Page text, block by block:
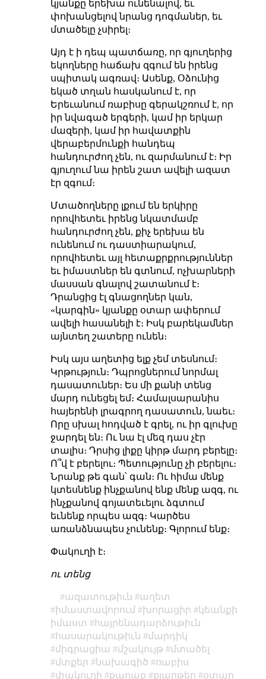
կյանքը երեխա ունենալով, եւ
փոխանցելով նրանց դոգմաներ, եւ
մտածելը չսիրել։
Այդ է ի դեպ պատճառը, որ գյուղերից
եկողները հաճախ զգում են իրենց
սպիտակ ագռավ։ Ասենք, Օձունից
եկած տղան հասկանում է, որ
Երեւանում ռաբիսը գերակշռում է, որ
իր նվագած երգերի, կամ իր երկար
մազերի, կամ իր հավատքին
վերաբերմունքի հանդեպ
հանդուրժող չեն, ու զարմանում է։ Իր
գյուղում նա իրեն շատ ավելի ազատ
էր զգում։
Մտածողները լքում են երկիրը
որովհետեւ իրենց նկատմամբ
հանդուրժող չեն, քիչ երեխա են
ունենում ու դաստիարակում,
որովհետեւ այլ հետաքրքրություններ
եւ իմաստներ են գտնում, ոչխարների
մասսան գնալով շատանում է։
Դրանցից էլ գնացողներ կան,
«կարգին» կյանքը օտար ափերում
ավելի հասանելի է։ Իսկ բարեկամներ
այնտեղ շատերը ունեն։
Իսկ այս աղետից ելք չեմ տեսնում։
Կրթություն։ Դպրոցներում նորմալ
դասատուներ։ Ես մի քանի տենց
մարդ ունեցել եմ։ Համալսարանիս
հայերենի լրագրող դասատուն, նաեւ։
Որը սխալ հոդված է գրել, ու իր գլուխը
ջարդել են։ Ու նա էլ մեզ դաս չէր
տալիս։ Դրսից լիքը կիրթ մարդ բերելը։
Ո՞վ է բերելու։ Պետությունը չի բերելու։
Նրանք թե գան՝ գան։ Ու հիմա մենք
կտեսնենք ինչքանով ենք մենք ազգ, ու
ինչքանով գոյատեւելու ձգտում
եւնենք որպես ազգ։ Կարծես
առանձնապես չունենք։ Գլորում ենք։
Փակուղի է։
ու տենց
ազատութիւն
աղետ
իմաստավորում
խորացիր
կեանքի
իմաստ
հայրենադարձութիւն
հասարակութիւն
մարդիկ
միգրացիա
մշակույթ
մտածել
մտքեր
նախագիծ
ռաբիս
փակուղի
քաղաք քյարթեր օտար